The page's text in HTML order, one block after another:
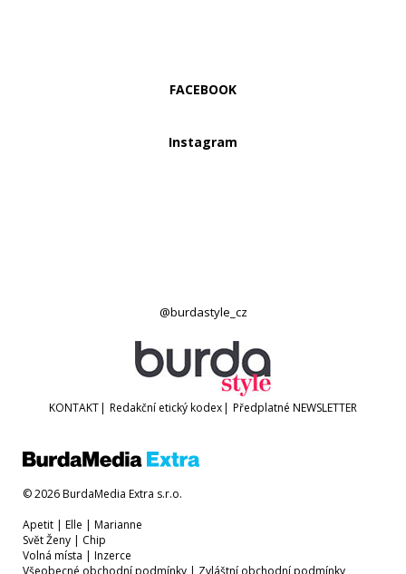
FACEBOOK
Instagram
@burdastyle_cz
KONTAKT| Redakční etický kodex| Předplatné NEWSLETTER
© 2026 BurdaMedia Extra s.r.o.
Apetit | Elle | Marianne
Svět Ženy | Chip
Volná místa | Inzerce